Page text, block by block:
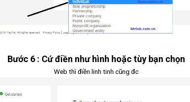
Bước 6 : Cứ điền như hình hoặc tùy bạn chọn
Web thì điền linh tinh cũng đc